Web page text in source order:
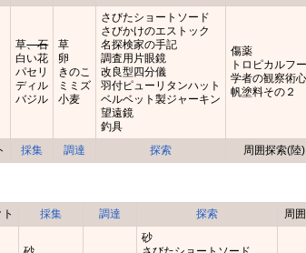
採集 調達 探索 周囲探索(陸)
草、石
白い花
パセリ
ディル
バジル
草
卵
きのこ
ミミズ
小麦
さびたショートソード
さびかけのエストック
名探検家の手記
調査用片眼鏡
改良型四分儀
羽付ピューリタンハット
ベルベット製ジャーキン
望遠鏡
釣具
傷薬
トロピカルフ
学者の観察術
帆塗料その２
採集 調達 探索 周
砂